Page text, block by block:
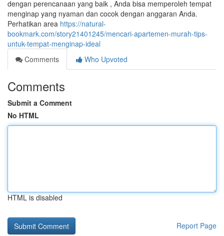
dengan perencanaan yang baik , Anda bisa memperoleh tempat
menginap yang nyaman dan cocok dengan anggaran Anda.
Perhatikan area https://natural-
bookmark.com/story21401245/mencari-apartemen-murah-tips-
untuk-tempat-menginap-ideal
Comments
Who Upvoted
Comments
Submit a Comment
No HTML
HTML is disabled
Report Page